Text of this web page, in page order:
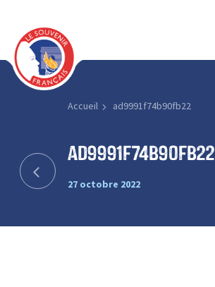
Accueil ad9991f74b90fb22
ad9991f74b90fb22
27 octobre 2022